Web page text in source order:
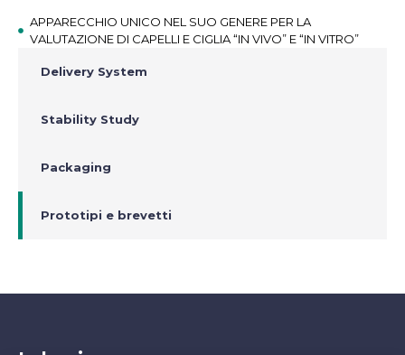
APPARECCHIO UNICO NEL SUO GENERE PER LA
VALUTAZIONE DI CAPELLI E CIGLIA “IN VIVO” E “IN VITRO”
Delivery System
Stability Study
Packaging
Prototipi e brevetti